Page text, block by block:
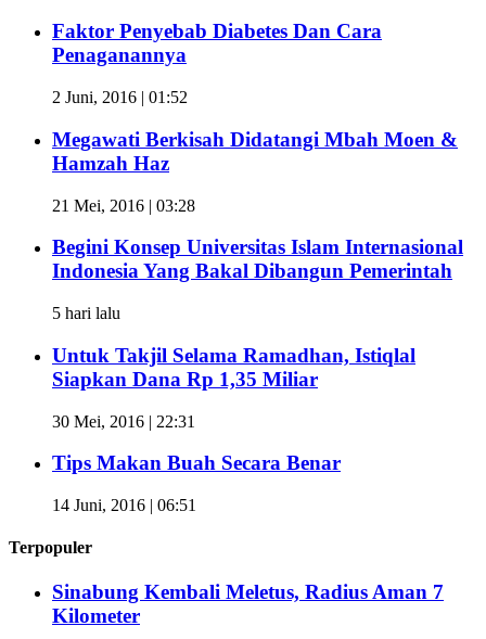
Faktor Penyebab Diabetes Dan Cara
Penaganannya
2 Juni, 2016 | 01:52
Megawati Berkisah Didatangi Mbah Moen &
Hamzah Haz
21 Mei, 2016 | 03:28
Begini Konsep Universitas Islam Internasional
Indonesia Yang Bakal Dibangun Pemerintah
5 hari lalu
Untuk Takjil Selama Ramadhan, Istiqlal
Siapkan Dana Rp 1,35 Miliar
30 Mei, 2016 | 22:31
Tips Makan Buah Secara Benar
14 Juni, 2016 | 06:51
Terpopuler
Sinabung Kembali Meletus, Radius Aman 7
Kilometer